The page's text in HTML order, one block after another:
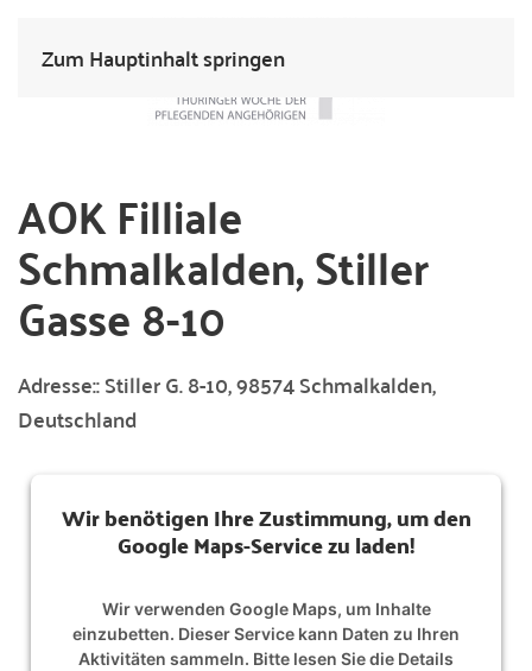
Zum Hauptinhalt springen
AOK Filliale
Schmalkalden, Stiller
Gasse 8-10
Adresse::Stiller G. 8-10, 98574 Schmalkalden,
Deutschland
Wir benötigen Ihre Zustimmung, um den
Google Maps-Service zu laden!
Wir verwenden Google Maps, um Inhalte
einzubetten. Dieser Service kann Daten zu Ihren
Aktivitäten sammeln. Bitte lesen Sie die Details